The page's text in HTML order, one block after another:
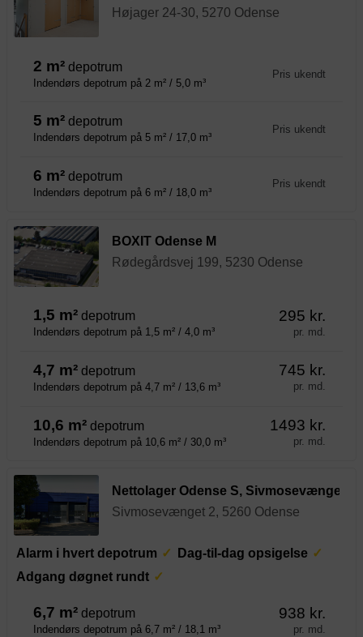
Højager 24-30, 5270 Odense
2 m² depotrum
Indendørs depotrum på 2 m² / 5,0 m³
Pris ukendt
5 m² depotrum
Indendørs depotrum på 5 m² / 17,0 m³
Pris ukendt
6 m² depotrum
Indendørs depotrum på 6 m² / 18,0 m³
Pris ukendt
BOXIT Odense M
Rødegårdsvej 199, 5230 Odense
1,5 m² depotrum
Indendørs depotrum på 1,5 m² / 4,0 m³
295 kr.
pr. md.
4,7 m² depotrum
Indendørs depotrum på 4,7 m² / 13,6 m³
745 kr.
pr. md.
10,6 m² depotrum
Indendørs depotrum på 10,6 m² / 30,0 m³
1493 kr.
pr. md.
Nettolager Odense S, Sivmosevænget
Sivmosevænget 2, 5260 Odense
Alarm i hvert depotrum
Dag-til-dag opsigelse
Adgang døgnet rundt
6,7 m² depotrum
Indendørs depotrum på 6,7 m² / 18,1 m³
938 kr.
pr. md.